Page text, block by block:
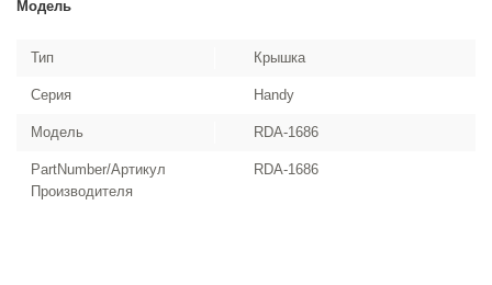
Модель
Тип Крышка
Серия Handy
Модель RDA-1686
PartNumber/Артикул
Производителя
RDA-1686